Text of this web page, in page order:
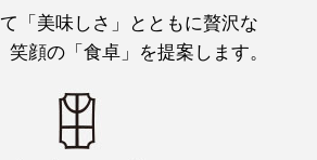
て「美味しさ」とともに贅沢な
笑顔の「食卓」を提案します。